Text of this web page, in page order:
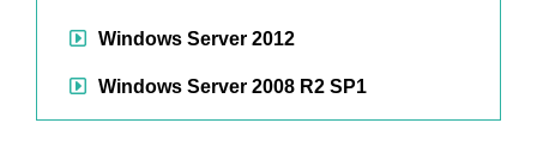
Windows Server 2012
Windows Server 2008 R2 SP1